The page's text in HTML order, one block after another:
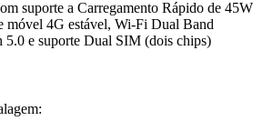
suporte a Carregamento Rápido de 45W
móvel 4G estável, Wi-Fi Dual Band
e suporte Dual SIM (dois chips)